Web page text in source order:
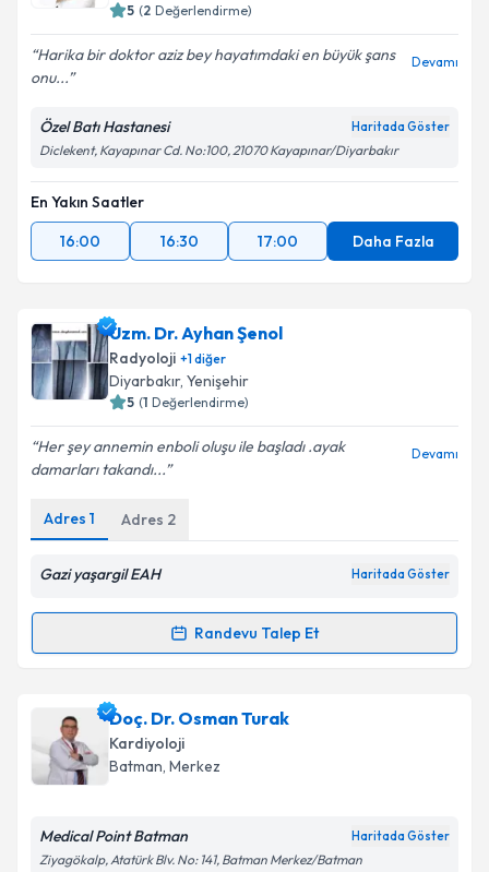
kapsamda işlenmesini kabul ediyorum.
5 (2 Değerlendirme)
Harika bir doktor aziz bey hayatımdaki en büyük şans
onu...
Devamı
Özel Batı Hastanesi Haritada Göster
Diclekent, Kayapınar Cd. No:100, 21070 Kayapınar/Diyarbakır
En Yakın Saatler
16:00
16:30 17:00 Daha Fazla
Uzm. Dr. Ayhan Şenol
Radyoloji +1diğer
Diyarbakır, Yenişehir
5 (1 Değerlendirme)
Her şey annemin enboli oluşu ile başladı .ayak
damarları takandı...
Devamı
Adres 1 Adres 2
Gazi yaşargil EAH Haritada Göster
Randevu Talep Et
Randevu Takvimi Talebi
Uzm. Dr. Ayhan Şenoliçin randevu takvimi talebi
oluşturun. Size bu uzmandan randevu almanız için bir
takvim hazırlandığında e-posta ile bilgilendireceğiz.
Doç. Dr. Osman Turak
Kardiyoloji
Batman, Merkez
Medical Point Batman Haritada Göster
Ziyagökalp, Atatürk Blv. No: 141, Batman Merkez/Batman